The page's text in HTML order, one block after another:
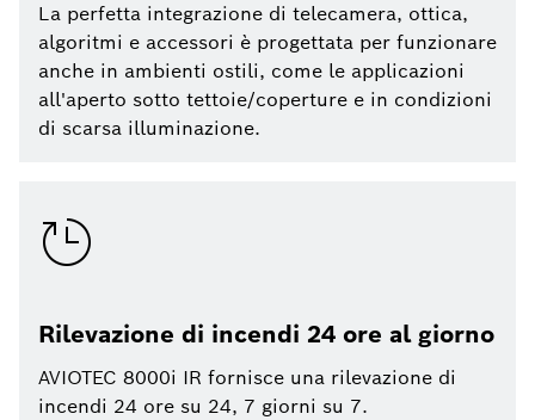
La perfetta integrazione di telecamera, ottica,
algoritmi e accessori è progettata per funzionare
anche in ambienti ostili, come le applicazioni
all'aperto sotto tettoie/coperture e in condizioni
di scarsa illuminazione.
Rilevazione di incendi 24 ore al giorno
AVIOTEC 8000i IR fornisce una rilevazione di
incendi 24 ore su 24, 7 giorni su 7.